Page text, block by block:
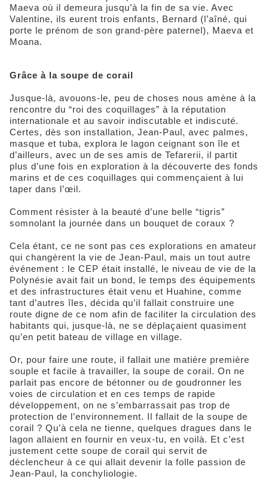
Maeva où il demeura jusqu’à la fin de sa vie. Avec
Valentine, ils eurent trois enfants, Bernard (l’aîné, qui
porte le prénom de son grand-père paternel), Maeva et
Moana.
Grâce à la soupe de corail
Jusque-là, avouons-le, peu de choses nous amène à la
rencontre du “roi des coquillages” à la réputation
internationale et au savoir indiscutable et indiscuté.
Certes, dès son installation, Jean-Paul, avec palmes,
masque et tuba, explora le lagon ceignant son île et
d’ailleurs, avec un de ses amis de Tefarerii, il partit
plus d’une fois en exploration à la découverte des fonds
marins et de ces coquillages qui commençaient à lui
taper dans l’œil.
Comment résister à la beauté d’une belle “tigris”
somnolant la journée dans un bouquet de coraux ?
Cela étant, ce ne sont pas ces explorations en amateur
qui changèrent la vie de Jean-Paul, mais un tout autre
événement : le CEP était installé, le niveau de vie de la
Polynésie avait fait un bond, le temps des équipements
et des infrastructures était venu et Huahine, comme
tant d’autres îles, décida qu’il fallait construire une
route digne de ce nom afin de faciliter la circulation des
habitants qui, jusque-là, ne se déplaçaient quasiment
qu’en petit bateau de village en village.
Or, pour faire une route, il fallait une matière première
souple et facile à travailler, la soupe de corail. On ne
parlait pas encore de bétonner ou de goudronner les
voies de circulation et en ces temps de rapide
développement, on ne s’embarrassait pas trop de
protection de l’environnement. Il fallait de la soupe de
corail ? Qu’à cela ne tienne, quelques dragues dans le
lagon allaient en fournir en veux-tu, en voilà. Et c’est
justement cette soupe de corail qui servit de
déclencheur à ce qui allait devenir la folle passion de
Jean-Paul, la conchyliologie.